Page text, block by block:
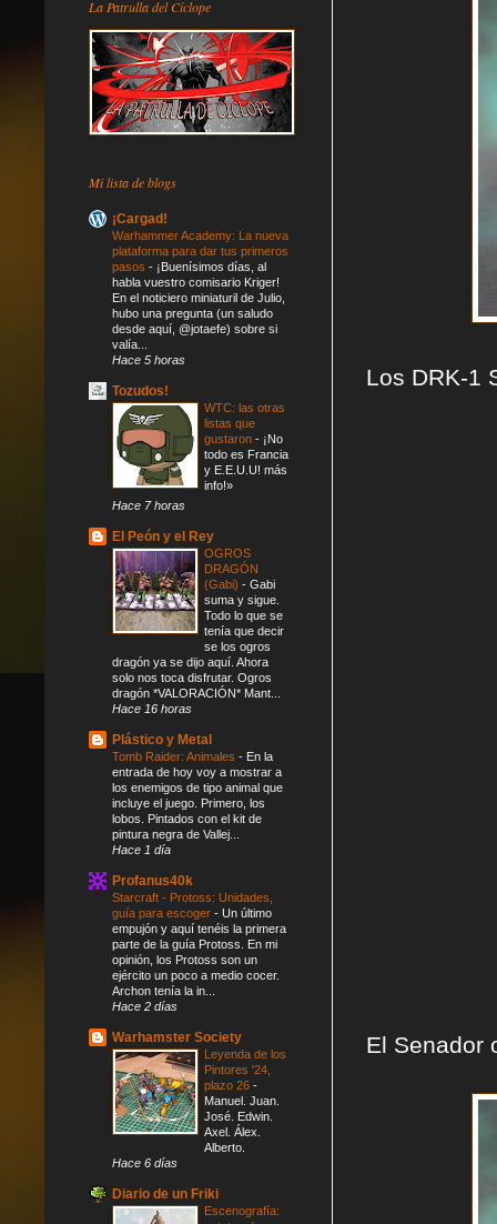
Los DRK-1
El Senador
La Patrulla del Cíclope
Mi lista de blogs
¡Cargad!
Warhammer Academy: La nueva
plataforma para dar tus primeros
pasos - ¡Buenísimos días, al
habla vuestro comisario Kriger!
En el noticiero miniaturil de Julio,
hubo una pregunta (un saludo
desde aquí, @jotaefe) sobre si
valía...
Hace 5 horas
Tozudos!
WTC: las otras
listas que
gustaron - ¡No
todo es Francia
y E.E.U.U! más
info!»
Hace 7 horas
El Peón y el Rey
OGROS
DRAGÓN
(Gabi) - Gabi
suma y sigue.
Todo lo que se
tenía que decir
se los ogros
dragón ya se dijo aquí. Ahora
solo nos toca disfrutar. Ogros
dragón *VALORACIÓN* Mant...
Hace 16 horas
Plástico y Metal
Tomb Raider: Animales - En la
entrada de hoy voy a mostrar a
los enemigos de tipo animal que
incluye el juego. Primero, los
lobos. Pintados con el kit de
pintura negra de Vallej...
Hace 1 día
Profanus40k
Starcraft - Protoss: Unidades,
guía para escoger - Un último
empujón y aquí tenéis la primera
parte de la guía Protoss. En mi
opinión, los Protoss son un
ejército un poco a medio cocer.
Archon tenía la in...
Hace 2 días
Warhamster Society
Leyenda de los
Pintores '24,
plazo 26 -
Manuel. Juan.
José. Edwin.
Axel. Álex.
Alberto.
Hace 6 días
Diario de un Friki
Escenografía: